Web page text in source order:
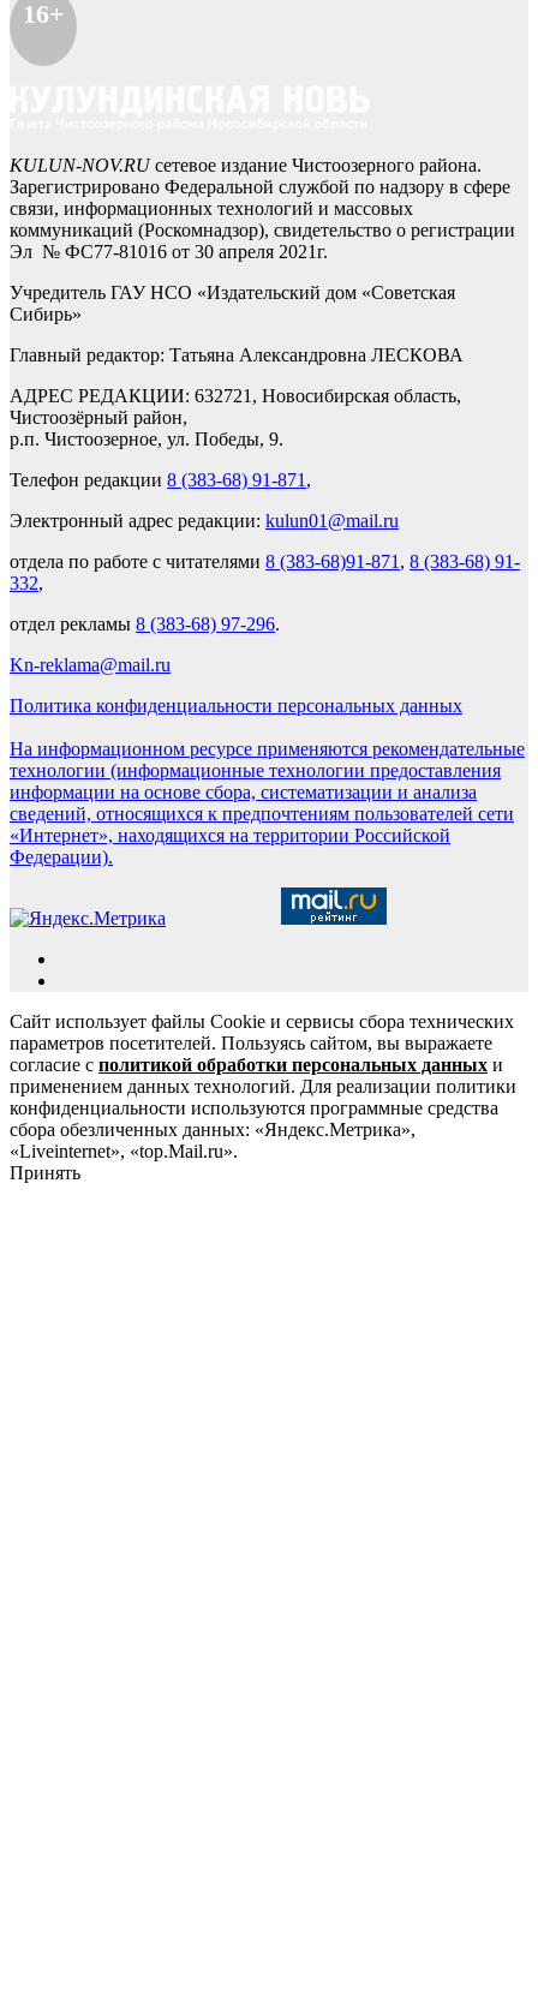
16+
KULUN-NOV.RUсетевое издание Чистоозерного района.
Зарегистрировано Федеральной службой по надзору в сфере
связи, информационных технологий и массовых
коммуникаций (Роскомнадзор), свидетельство о регистрации
Эл № ФС77-81016 от 30 апреля 2021г.
Учредитель ГАУ НСО «Издательский дом «Советская
Сибирь»
Главный редактор: Татьяна Александровна ЛЕСКОВА
АДРЕС РЕДАКЦИИ: 632721, Новосибирская область,
Чистоозёрный район,
р.п. Чистоозерное, ул. Победы, 9.
Телефон редакции 8 (383-68) 91-871 ,
Электронный адрес редакции: kulun01@mail.ru
отдела по работе с читателями 8 (383-68)91-871 , 8 (383-68) 91-
332,
отдел рекламы 8 (383-68) 97-296.
Kn-reklama@mail.ru
Политика конфиденциальности персональных данных
На информационном ресурсе применяются рекомендательные
технологии (информационные технологии предоставления
информации на основе сбора, систематизации и анализа
сведений, относящихся к предпочтениям пользователей сети
«Интернет», находящихся на территории Российской
Федерации).
Сайт использует файлы Cookie и сервисы сбора технических
параметров посетителей. Пользуясь сайтом, вы выражаете
согласие с политикой обработки персональных данных и
применением данных технологий. Для реализации политики
конфиденциальности используются программные средства
сбора обезличенных данных: «Яндекс.Метрика»,
«Liveinternet», «top.Mail.ru».
Принять